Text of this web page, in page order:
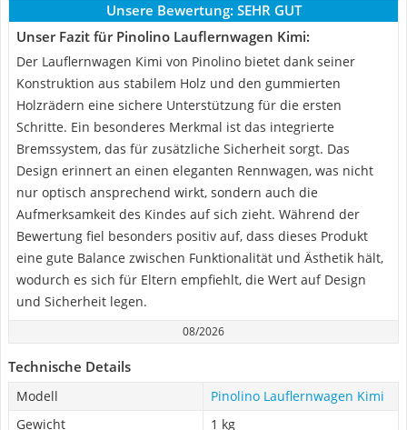
Unsere Bewertung: SEHR GUT
Unser Fazit für Pinolino Lauflernwagen Kimi:
Der Lauflernwagen Kimi von Pinolino bietet dank seiner
Konstruktion aus stabilem Holz und den gummierten
Holzrädern eine sichere Unterstützung für die ersten
Schritte. Ein besonderes Merkmal ist das integrierte
Bremssystem, das für zusätzliche Sicherheit sorgt. Das
Design erinnert an einen eleganten Rennwagen, was nicht
nur optisch ansprechend wirkt, sondern auch die
Aufmerksamkeit des Kindes auf sich zieht. Während der
Bewertung fiel besonders positiv auf, dass dieses Produkt
eine gute Balance zwischen Funktionalität und Ästhetik hält,
wodurch es sich für Eltern empfiehlt, die Wert auf Design
und Sicherheit legen.
08/2026
Technische Details
Modell
Pinolino Lauflernwagen Kimi
Gewicht
1 kg